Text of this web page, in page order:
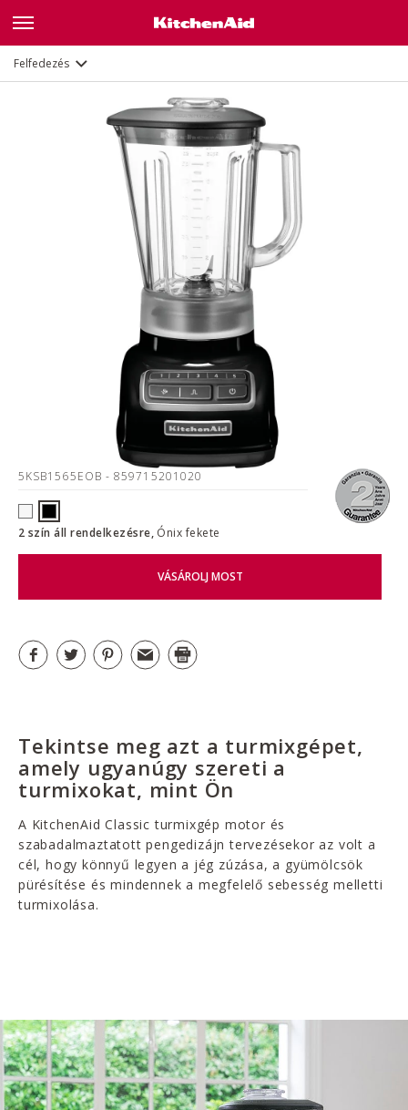
Felfedezés
5KSB1565EOB - 859715201020
2 szín áll rendelkezésre, Ónix fekete
VÁSÁROLJ MOST
Tekintse meg azt a turmixgépet,
amely ugyanúgy szereti a
turmixokat, mint Ön
A KitchenAid Classic turmixgép motor és
szabadalmaztatott pengedizájn tervezésekor az volt a
cél, hogy könnyű legyen a jég zúzása, a gyümölcsök
pürésítése és mindennek a megfelelő sebesség melletti
turmixolása.